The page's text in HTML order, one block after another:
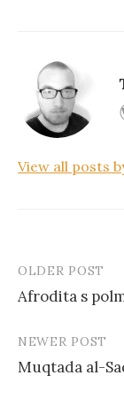
View all posts
o
OLDER POST
Afrodita s
NEWER POST
Muqtada al-